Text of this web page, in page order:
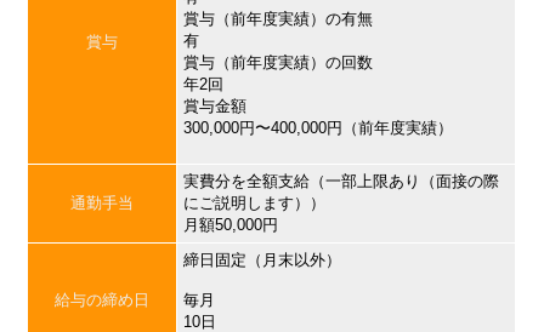
賞与
賞与（前年度実績）の有無
有
賞与（前年度実績）の回数
年2回
賞与金額
300,000円〜400,000円（前年度実績）
通勤手当
実費分を全額支給（一部上限あり（面接の際
にご説明します））
月額50,000円
給与の締め日
締日固定（月末以外）
毎月
10日